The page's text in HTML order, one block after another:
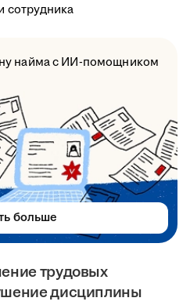
трудовых
дисциплины
сотрудника
найма с ИИ-помощником
больше